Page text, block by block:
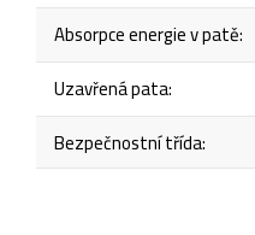
Absorpce energie v patě:
Uzavřená pata:
Bezpečnostní třída: